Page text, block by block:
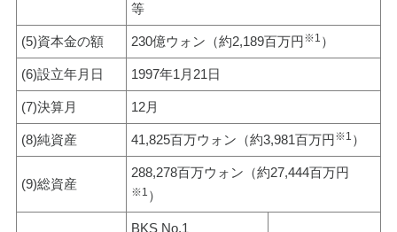
等
(5)資本金の額 230億ウォン（約2,189百万円 ※1 ）
(6)設立年月日 1997年1月21日
(7)決算月 12月
(8)純資産 41,825百万ウォン（約3,981百万円 ※1 ）
(9)総資産
288,278百万ウォン（約27,444百万円
※1 ）
BKS No.1